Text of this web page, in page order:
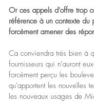
Or ces appels d'offre trop
référence à un contexte du
forcément amener des
Ca conviendra très bien à
fournisseurs qui n'auront
forcément perçu les
qu'apportent les nouvelles
les nouveaux usages de